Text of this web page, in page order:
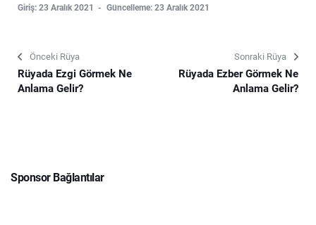
Giriş: 23 Aralık 2021 Güncelleme: 23 Aralık 2021
Önceki Rüya
Rüyada Ezgi Görmek Ne
Anlama Gelir?
Sonraki Rüya
Rüyada Ezber Görmek Ne
Anlama Gelir?
Sponsor Bağlantılar